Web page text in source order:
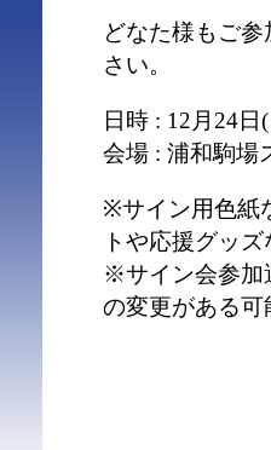
どなた様もご
さい。
日時 : 12月24
会場 : 浦和駒場
※サイン用色紙
トや応援グッ
※サイン会参加
の変更がある